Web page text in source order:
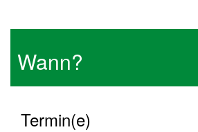
Wann?
Termin(e)